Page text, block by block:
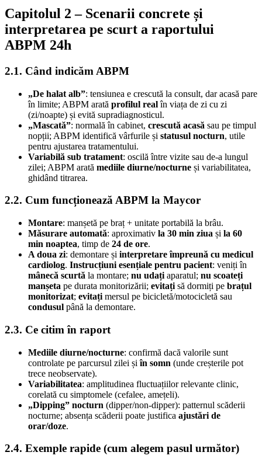
Capitolul 2 – Scenarii concrete și
interpretarea pe scurt a raportului
ABPM 24h
2.1. Când indicăm ABPM
„De halat alb”: tensiunea e crescută la consult, dar acasă pare
în limite; ABPM arată profilul realîn viața de zi cu zi
(zi/noapte) și evită supradiagnosticul.
„Masca­tă”: normală în cabinet, crescută acasă sau pe timpul
nopții; ABPM identifică vârfurile și statusul nocturn, utile
pentru ajustarea tratamentului.
Variabilă sub tratament: oscilă între vizite sau de-a lungul
zilei; ABPM arată mediile diurne/nocturne și variabilitatea,
ghidând titrarea.
2.2. Cum funcționează ABPM la Maycor
Montare: manșetă pe braț + unitate portabilă la brâu.
Măsurare automată: aproximativ la 30 min ziua și la 60
min noaptea, timp de 24 de ore.
A doua zi: demontare și interpretare împreună cu medicul
cardiolog. Instrucțiuni esențiale pentru pacient: veniți în
mânecă scurtă la montare; nu udați aparatul; nu scoateți
manșeta pe durata monitorizării; evitați să dormiți pe brațul
monitorizat; evitați mersul pe bicicletă/motocicletă sau
condusul până la demontare.
2.3. Ce citim în raport
Mediile diurne/nocturne: confirmă dacă valorile sunt
controlate pe parcursul zilei șiîn somn (unde creșterile pot
trece neobservate).
Variabilitatea: amplitudinea fluctuațiilor relevante clinic,
corelată cu simptomele (cefalee, amețeli).
„Dipping” nocturn (dipper/non-dipper): patternul scăderii
nocturne; absența scăderii poate justifica ajustări de
orar/doze.
2.4. Exemple rapide (cum alegem pasul următor)